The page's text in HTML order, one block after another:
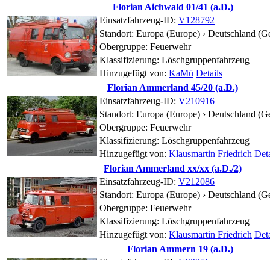
Florian Aichwald 01/41 (a.D.)
Einsatzfahrzeug-ID: V128792
Standort: Europa (Europe) › Deutschland
Obergruppe: Feuerwehr
Klassifizierung: Löschgruppenfahrzeug
Hinzugefügt von: KaMü Details
Florian Ammerland 45/20 (a.D.)
Einsatzfahrzeug-ID: V210916
Standort: Europa (Europe) › Deutschland
Obergruppe: Feuerwehr
Klassifizierung: Löschgruppenfahrzeug
Hinzugefügt von: Klausmartin Friedrich
Florian Ammerland xx/xx (a.D./2)
Einsatzfahrzeug-ID: V212086
Standort: Europa (Europe) › Deutschland
Obergruppe: Feuerwehr
Klassifizierung: Löschgruppenfahrzeug
Hinzugefügt von: Klausmartin Friedrich
Florian Ammern 19 (a.D.)